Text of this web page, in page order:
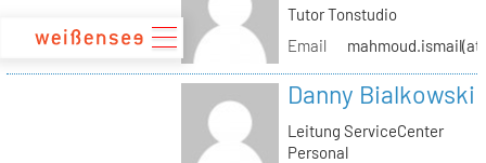
Tutor Tonstudio
Email
Danny Bialkowski
Leitung ServiceCenter
Personal